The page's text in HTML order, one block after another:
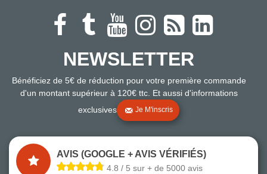
NEWSLETTER
Bénéficiez de 5€ de réduction pour votre première commande
d'un montant supérieur à 120€ ttc. Et aussi d'informations
exclusives
Je M'inscris
AVIS (GOOGLE + AVIS VÉRIFIÉS)
4.8 / 5 sur + de 5000 avis